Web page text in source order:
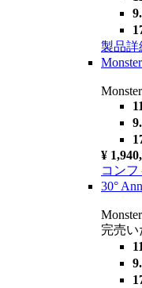
製品詳
¥
コン
30°
完売い